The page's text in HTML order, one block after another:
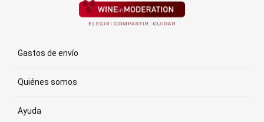
Gastos de envío
Quiénes somos
Ayuda